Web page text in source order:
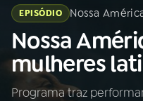
Buscar
na
Rádio
Nacional
EPISÓDIO Nossa
Nossa
mulheres
Programa traz